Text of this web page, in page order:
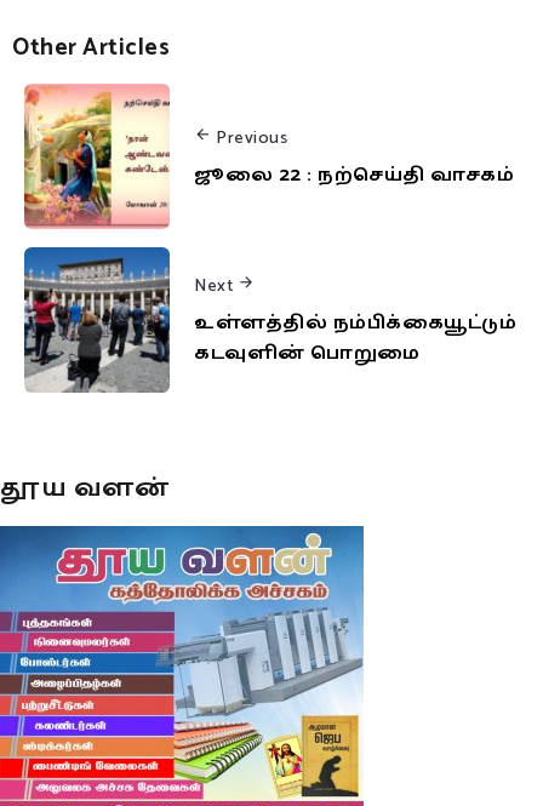
Other Articles
Previous
ஜூலை 22 : நற்செய்தி வாசகம்
Next
உள்ளத்தில் நம்பிக்கையூட்டும்
கடவுளின் பொறுமை
தூய வளன்